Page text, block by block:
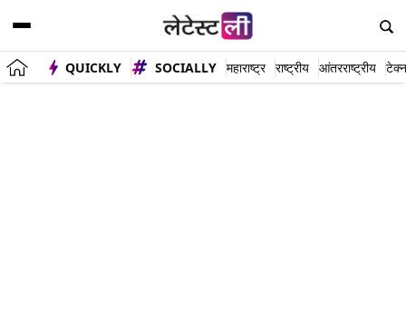
QUICKLY SOCIALLY महाराष्ट्र राष्ट्रीय आंतरराष्ट्रीय